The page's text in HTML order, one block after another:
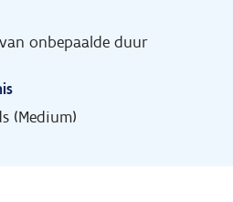
onbepaalde duur
(Medium)